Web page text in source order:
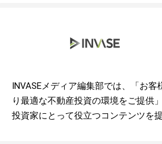
INVASEメディア編集部では、「お客
り最適な不動産投資の環境をご提供
投資家にとって役立つコンテンツを